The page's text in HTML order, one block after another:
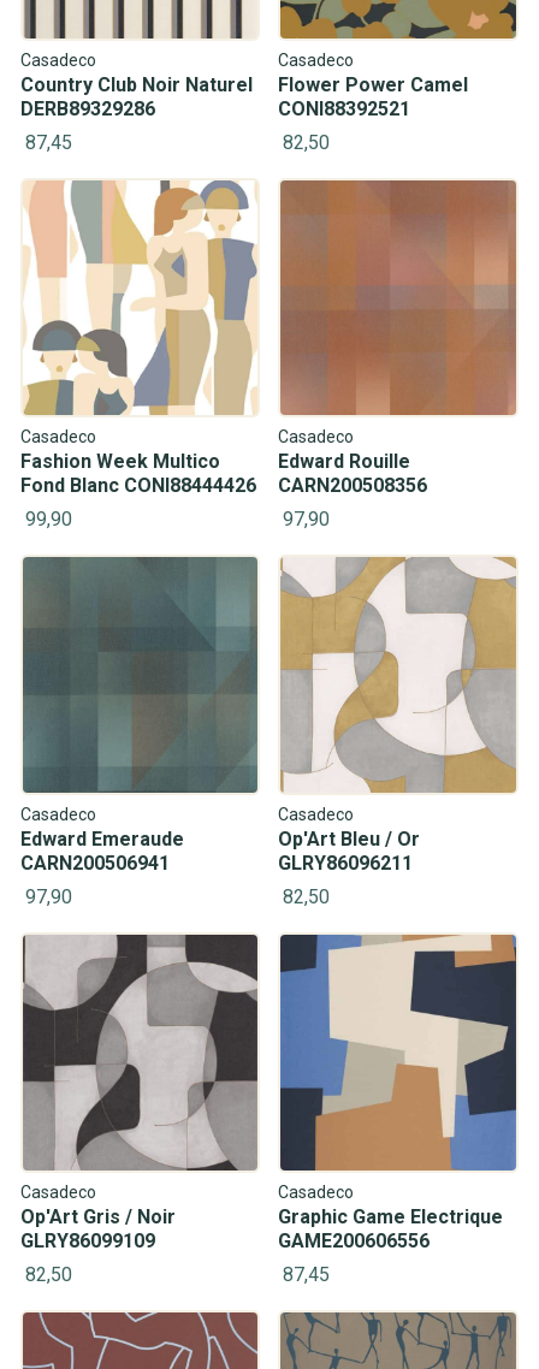
Casadeco
Country Club Noir Naturel
DERB89329286
87,45
Casadeco
Flower Power Camel
CONI88392521
82,50
Casadeco
Fashion Week Multico
Fond Blanc CONI88444426
99,90
Casadeco
Edward Rouille
CARN200508356
97,90
Casadeco
Edward Emeraude
CARN200506941
97,90
Casadeco
Op'Art Bleu / Or
GLRY86096211
82,50
Casadeco
Op'Art Gris / Noir
GLRY86099109
82,50
Casadeco
Graphic Game Electrique
GAME200606556
87,45